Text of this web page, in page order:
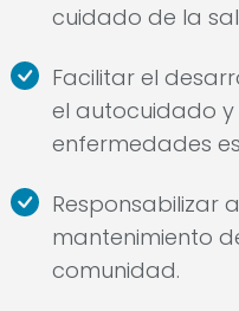
cuidado de la
Facilitar el
el autocuidado
enfermedades
Responsabilizar
mantenimiento
comunidad.